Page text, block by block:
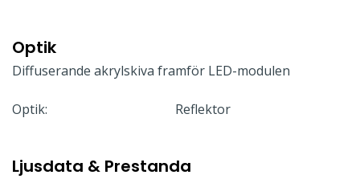
Optik
Diffuserande akrylskiva framför LED-modulen
Optik: Reflektor
Ljusdata & Prestanda